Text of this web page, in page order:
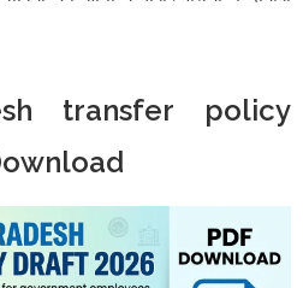
transfer policy